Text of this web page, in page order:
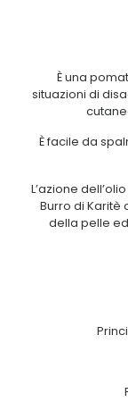
È una
situazioni di
È facile da
L’azione
Burro di
della pelle